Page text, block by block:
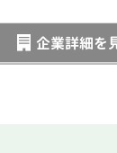
企業詳細を